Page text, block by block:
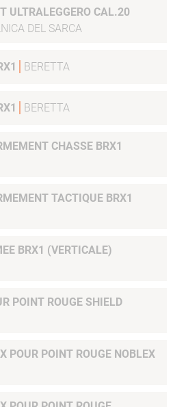
ULTRALEGGERO CAL.20
DEL SARCA
BERETTA
BERETTA
CHASSE BRX1
TACTIQUE BRX1
BRX1 (VERTICALE)
POINT ROUGE SHIELD
POUR POINT ROUGE NOBLEX